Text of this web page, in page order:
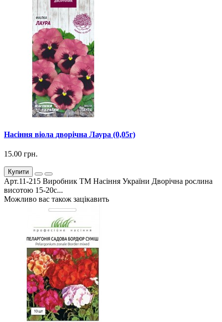
Насіння віола дворічна Лаура (0,05г)
15.00 грн.
Купити
Арт.11-215 Виробник ТМ Насіння України Дворічна рослина
висотою 15-20с...
Можливо вас також зацікавить